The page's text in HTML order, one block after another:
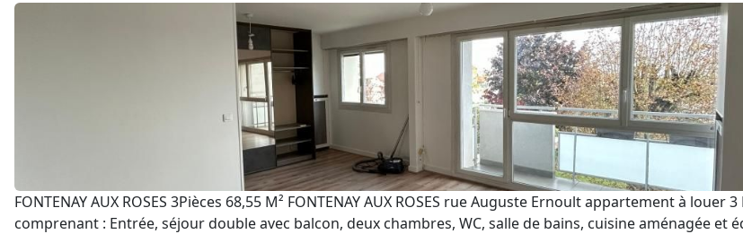
FONTENAY AUX ROSES 3Pièces 68,55 M² FONTENAY AUX ROSES rue Auguste Ernoult appartement à
comprenant : Entrée, séjour double avec balcon, deux chambres, WC, salle de bains, cuisine aménagée et